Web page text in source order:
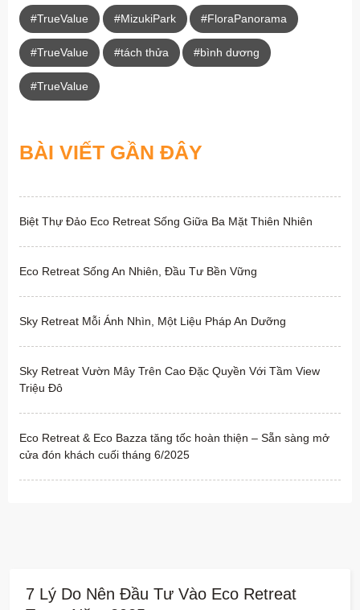
#TrueValue #MizukiPark #FloraPanorama
#TrueValue #tách thửa #bình dương
#TrueValue
BÀI VIẾT GẦN ĐÂY
Biệt Thự Đảo Eco Retreat Sống Giữa Ba Mặt Thiên Nhiên
Eco Retreat Sống An Nhiên, Đầu Tư Bền Vững
Sky Retreat Mỗi Ánh Nhìn, Một Liệu Pháp An Dưỡng
Sky Retreat Vườn Mây Trên Cao Đặc Quyền Với Tầm View
Triệu Đô
Eco Retreat & Eco Bazza tăng tốc hoàn thiện – Sẵn sàng mở
cửa đón khách cuối tháng 6/2025
7 Lý Do Nên Đầu Tư Vào Eco Retreat